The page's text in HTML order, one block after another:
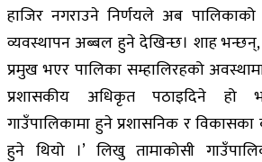
हाजिर नगराउने निर्णयले अब पालिकाको
व्यवस्थापन अब्बल हुने देखिन्छ। शाह भन्छन्,
प्रमुख भएर पालिका सम्हालिरहको
प्रशासकीय अधिकृत पठाइदिने हो
गाउँपालिकामा हुने प्रशासनिक र
हुने थियो ।’ लिखु तामाकोसी